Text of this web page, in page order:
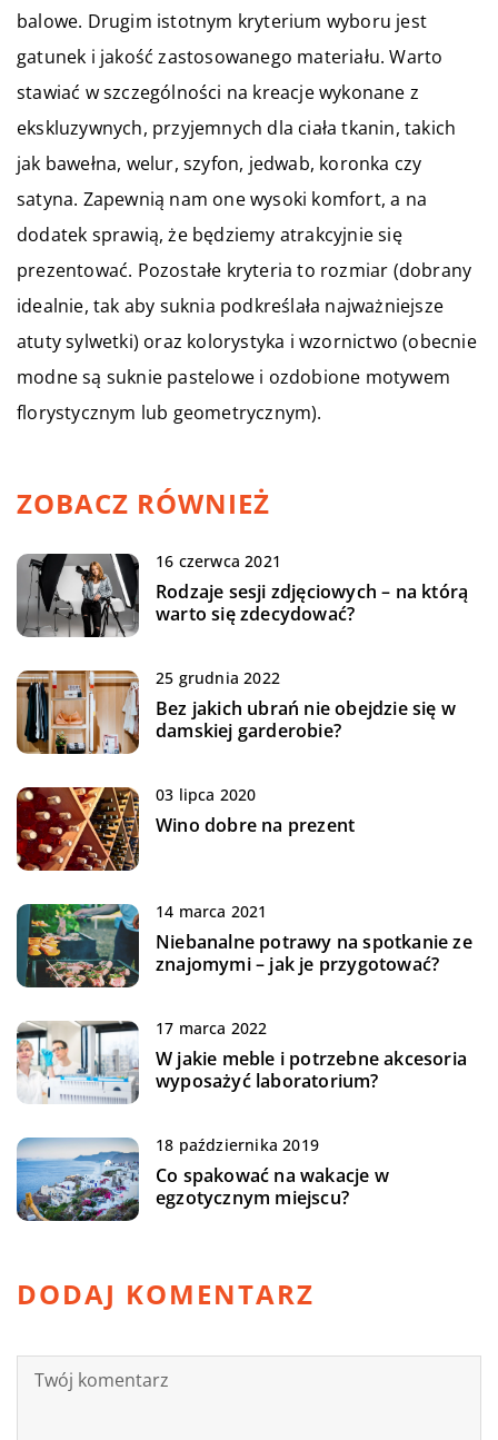
balowe. Drugim istotnym kryterium wyboru jest
gatunek i jakość zastosowanego materiału. Warto
stawiać w szczególności na kreacje wykonane z
ekskluzywnych, przyjemnych dla ciała tkanin, takich
jak bawełna, welur, szyfon, jedwab, koronka czy
satyna. Zapewnią nam one wysoki komfort, a na
dodatek sprawią, że będziemy atrakcyjnie się
prezentować. Pozostałe kryteria to rozmiar (dobrany
idealnie, tak aby suknia podkreślała najważniejsze
atuty sylwetki) oraz kolorystyka i wzornictwo (obecnie
modne są suknie pastelowe i ozdobione motywem
florystycznym lub geometrycznym).
ZOBACZ RÓWNIEŻ
16 czerwca 2021
Rodzaje sesji zdjęciowych – na którą
warto się zdecydować?
25 grudnia 2022
Bez jakich ubrań nie obejdzie się w
damskiej garderobie?
03 lipca 2020
Wino dobre na prezent
14 marca 2021
Niebanalne potrawy na spotkanie ze
znajomymi – jak je przygotować?
17 marca 2022
W jakie meble i potrzebne akcesoria
wyposażyć laboratorium?
18 października 2019
Co spakować na wakacje w
egzotycznym miejscu?
DODAJ KOMENTARZ